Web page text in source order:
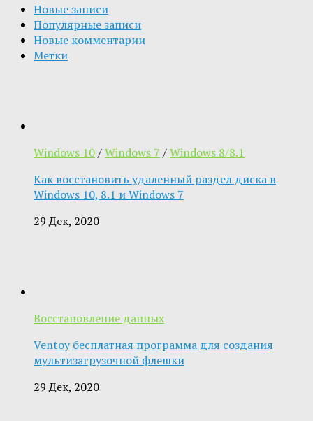
Новые записи
Популярные записи
Новые комментарии
Метки
Windows 10/Windows 7 /Windows 8/8.1
Как восстановить удаленный раздел диска в
Windows 10, 8.1 и Windows 7
29 Дек, 2020
Восстановление данных
Ventoy бесплатная программа для создания
мультизагрузочной флешки
29 Дек, 2020